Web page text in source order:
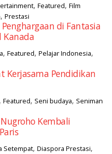
,Featured,Film
,Prestasi
di Fantasia
Kanada
,Featured,Pelajar Indonesia,
Kerjasama Pendidikan
,Featured, Seni budaya, Seniman
Kembali
Setempat,Diaspora Prestasi,